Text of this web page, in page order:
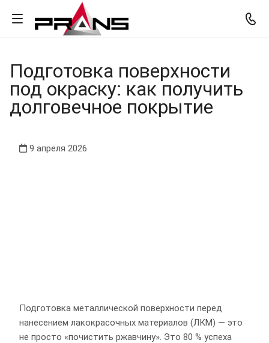
Подготовка поверхности
под окраску: как получить
долговечное покрытие
9 апреля 2026
Подготовка металлической поверхности перед
нанесением лакокрасочных материалов (ЛКМ) — это
не просто «почистить ржавчину». Это 80 % успеха